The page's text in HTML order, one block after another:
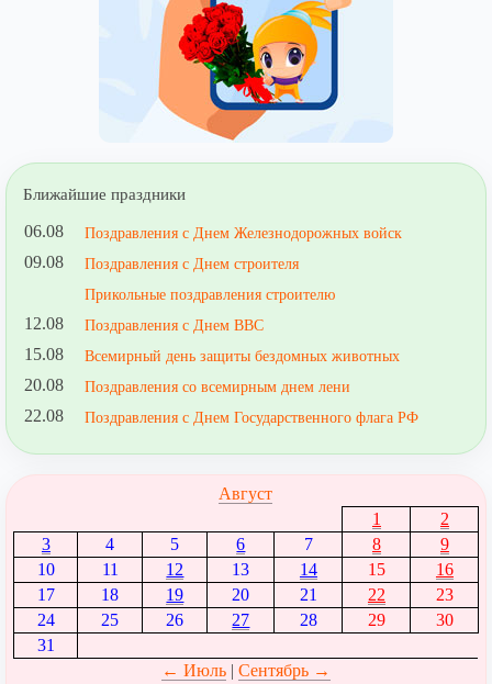
Ближайшие праздники
06.08 Поздравления с Днем Железнодорожных войск
09.08
Поздравления с Днем строителя
Прикольные поздравления строителю
12.08 Поздравления с Днем ВВС
15.08 Всемирный день защиты бездомных животных
20.08 Поздравления со всемирным днем лени
22.08 Поздравления с Днем Государственного флага РФ
Август
1
2
3
4 5 6 7 8
9
10
11 12 13 14 15
16
17
18 19 20 21 22
23
24
25 26 27 28 29
30
31
← Июль| Сентябрь →